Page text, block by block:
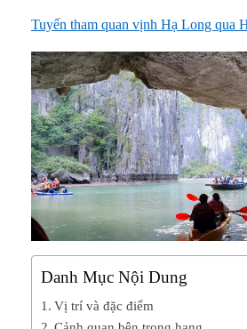
Tuyến tham quan vịnh Hạ Long qua
Danh Mục Nội Dung
Vị trí và đặc điểm